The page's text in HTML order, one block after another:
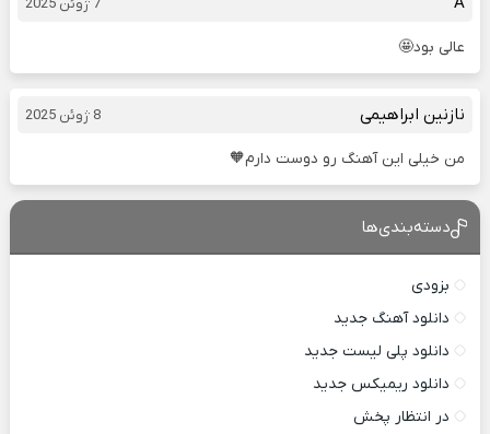
عالی بود🤩
نازنین ابراهیمی 8 ژوئن 2025
من خیلی این آهنگ رو دوست دارم🧡
دسته‌بندی‌ها
بزودی
دانلود آهنگ جدید
دانلود پلی لیست جدید
دانلود ریمیکس جدید
در انتظار پخش